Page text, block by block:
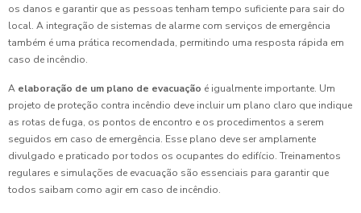
os danos e garantir que as pessoas tenham tempo suficiente para sair do
local. A integração de sistemas de alarme com serviços de emergência
também é uma prática recomendada, permitindo uma resposta rápida em
caso de incêndio.
A elaboração de um plano de evacuação é igualmente importante. Um
projeto de proteção contra incêndio deve incluir um plano claro que indique
as rotas de fuga, os pontos de encontro e os procedimentos a serem
seguidos em caso de emergência. Esse plano deve ser amplamente
divulgado e praticado por todos os ocupantes do edifício. Treinamentos
regulares e simulações de evacuação são essenciais para garantir que
todos saibam como agir em caso de incêndio.